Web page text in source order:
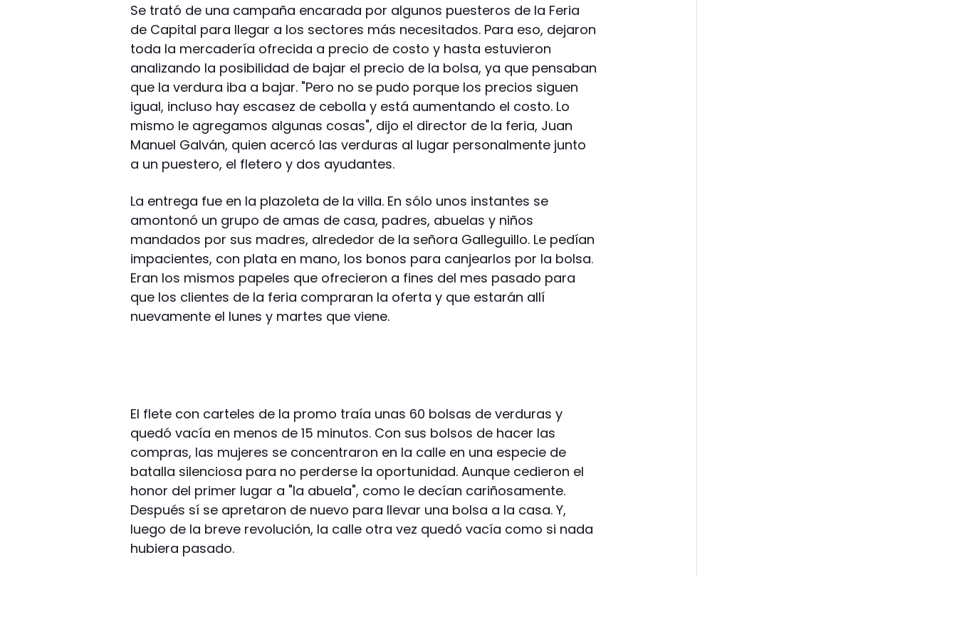
Se trató de una campaña encarada por algunos puesteros de la Feria
de Capital para llegar a los sectores más necesitados. Para eso, dejaron
toda la mercadería ofrecida a precio de costo y hasta estuvieron
analizando la posibilidad de bajar el precio de la bolsa, ya que pensaban
que la verdura iba a bajar. "Pero no se pudo porque los precios siguen
igual, incluso hay escasez de cebolla y está aumentando el costo. Lo
mismo le agregamos algunas cosas", dijo el director de la feria, Juan
Manuel Galván, quien acercó las verduras al lugar personalmente junto
a un puestero, el fletero y dos ayudantes.
La entrega fue en la plazoleta de la villa. En sólo unos instantes se
amontonó un grupo de amas de casa, padres, abuelas y niños
mandados por sus madres, alrededor de la señora Galleguillo. Le pedían
impacientes, con plata en mano, los bonos para canjearlos por la bolsa.
Eran los mismos papeles que ofrecieron a fines del mes pasado para
que los clientes de la feria compraran la oferta y que estarán allí
nuevamente el lunes y martes que viene.
El flete con carteles de la promo traía unas 60 bolsas de verduras y
quedó vacía en menos de 15 minutos. Con sus bolsos de hacer las
compras, las mujeres se concentraron en la calle en una especie de
batalla silenciosa para no perderse la oportunidad. Aunque cedieron el
honor del primer lugar a "la abuela", como le decían cariñosamente.
Después sí se apretaron de nuevo para llevar una bolsa a la casa. Y,
luego de la breve revolución, la calle otra vez quedó vacía como si nada
hubiera pasado.